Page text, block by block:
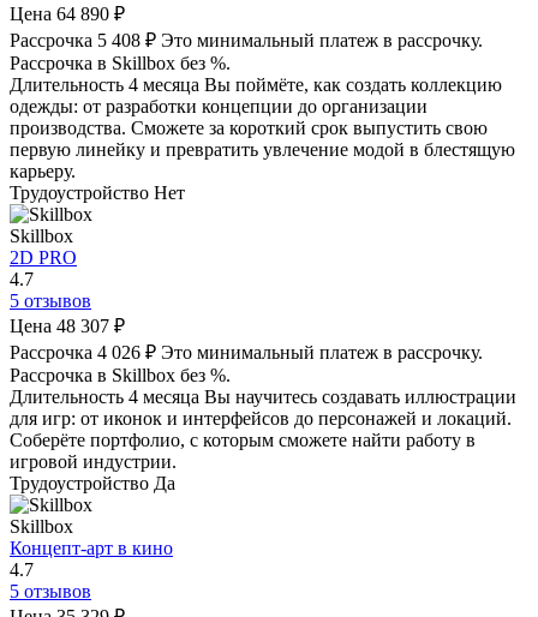
Цена 64 890 ₽
Рассрочка 5 408 ₽ Это минимальный платеж в рассрочку.
Рассрочка в Skillbox без %.
Длительность 4 месяца Вы поймёте, как создать коллекцию
одежды: от разработки концепции до организации
производства. Сможете за короткий срок выпустить свою
первую линейку и превратить увлечение модой в блестящую
карьеру.
Трудоустройство Нет
Skillbox
2D PRO
4.7
5 отзывов
Цена 48 307 ₽
Рассрочка 4 026 ₽ Это минимальный платеж в рассрочку.
Рассрочка в Skillbox без %.
Длительность 4 месяца Вы научитесь создавать иллюстрации
для игр: от иконок и интерфейсов до персонажей и локаций.
Соберёте портфолио, с которым сможете найти работу в
игровой индустрии.
Трудоустройство Да
Skillbox
Концепт-арт в кино
4.7
5 отзывов